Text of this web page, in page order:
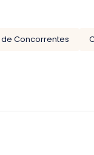
Concorrentes